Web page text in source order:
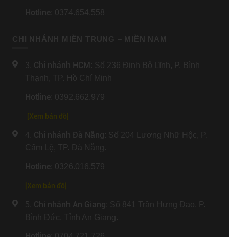
Hotline: 0374.654.558
CHI NHÁNH MIỀN TRUNG – MIỀN NAM
3. Chi nhánh HCM : Số 236 Đinh Bộ Lĩnh, P. Bình
Thạnh, TP. Hồ Chí Minh
Hotline: 0392.662.979
[Xem bản đồ]
4. Chi nhánh Đà Nẵng: Số 204 Lương Nhữ Hộc, P.
Cẩm Lệ, TP. Đà Nẵng.
Hotline: 0326.016.579
Xem bản đồ
5. Chi nhánh An Giang: Số 841 Trần Hưng Đạo, P.
Bình Đức, Tỉnh An Giang.